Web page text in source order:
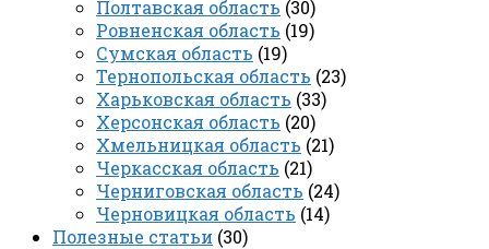
Полтавская область (30)
Ровненская область (19)
Сумская область (19)
Тернопольская область (23)
Харьковская область (33)
Херсонская область (20)
Хмельницкая область (21)
Черкасская область (21)
Черниговская область (24)
Черновицкая область (14)
Полезные статьи (30)